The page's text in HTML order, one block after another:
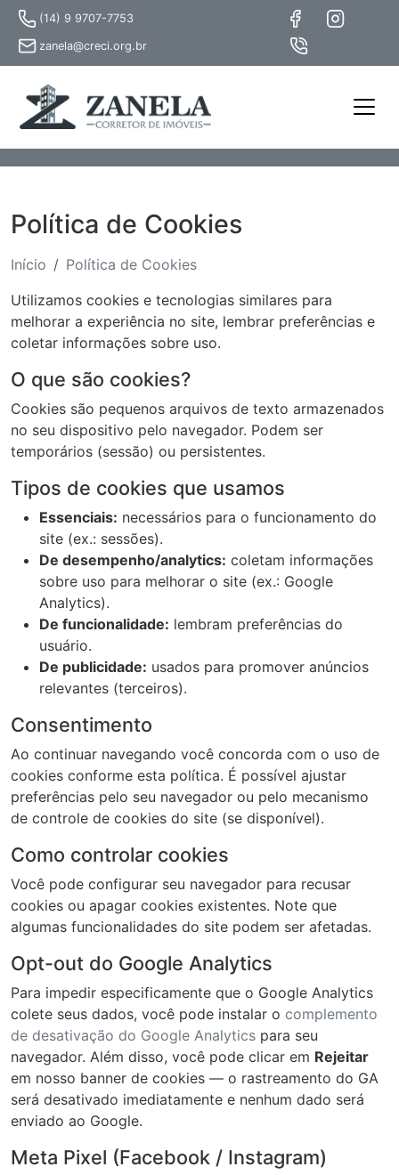
(14) 9 9707-7753
zanela@creci.org.br
Política de Cookies
Início
Política de Cookies
Utilizamos cookies e tecnologias similares para
melhorar a experiência no site, lembrar preferências e
coletar informações sobre uso.
O que são cookies?
Cookies são pequenos arquivos de texto armazenados
no seu dispositivo pelo navegador. Podem ser
temporários (sessão) ou persistentes.
Tipos de cookies que usamos
Essenciais: necessários para o funcionamento do
site (ex.: sessões).
De desempenho/analytics: coletam informações
sobre uso para melhorar o site (ex.: Google
Analytics).
De funcionalidade: lembram preferências do
usuário.
De publicidade: usados para promover anúncios
relevantes (terceiros).
Consentimento
Ao continuar navegando você concorda com o uso de
cookies conforme esta política. É possível ajustar
preferências pelo seu navegador ou pelo mecanismo
de controle de cookies do site (se disponível).
Como controlar cookies
Você pode configurar seu navegador para recusar
cookies ou apagar cookies existentes. Note que
algumas funcionalidades do site podem ser afetadas.
Opt-out do Google Analytics
Para impedir especificamente que o Google Analytics
colete seus dados, você pode instalar o complemento
de desativação do Google Analytics para seu
navegador. Além disso, você pode clicar em Rejeitar
em nosso banner de cookies — o rastreamento do GA
será desativado imediatamente e nenhum dado será
enviado ao Google.
Meta Pixel (Facebook / Instagram)